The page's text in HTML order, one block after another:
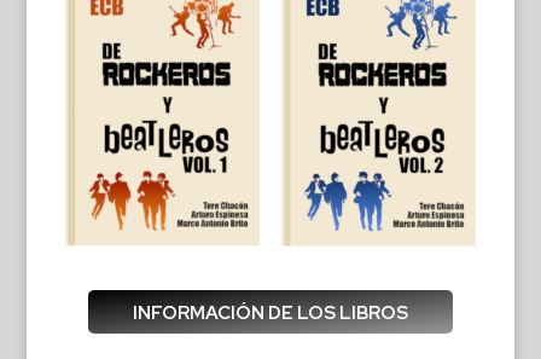
INFORMACIÓN DE LOS LIBROS